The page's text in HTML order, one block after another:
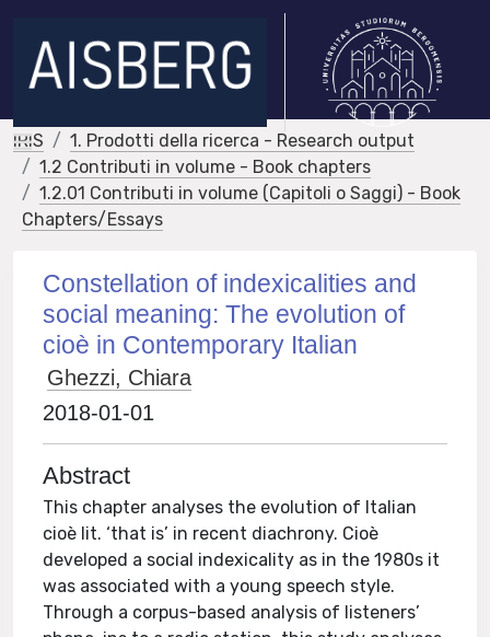
IRIS
1. Prodotti della ricerca - Research output
1.2 Contributi in volume - Book chapters
1.2.01 Contributi in volume (Capitoli o Saggi) - Book
Chapters/Essays
Constellation of indexicalities and
social meaning: The evolution of
cioè in Contemporary Italian
Ghezzi, Chiara
2018-01-01
Abstract
This chapter analyses the evolution of Italian
cioè lit. ‘that is’ in recent diachrony. Cioè
developed a social indexicality as in the 1980s it
was associated with a young speech style.
Through a corpus-based analysis of listeners’